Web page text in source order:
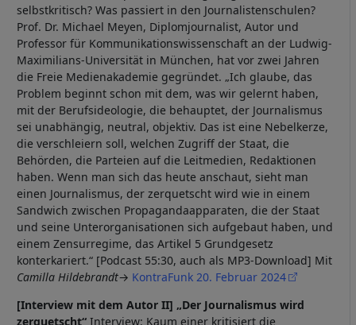
selbstkritisch? Was passiert in den Journalistenschulen?
Prof. Dr. Michael Meyen, Diplomjournalist, Autor und
Professor für Kommunikationswissenschaft an der Ludwig-
Maximilians-Universität in München, hat vor zwei Jahren
die Freie Medienakademie gegründet. „Ich glaube, das
Problem beginnt schon mit dem, was wir gelernt haben,
mit der Berufsideologie, die behauptet, der Journalismus
sei unabhängig, neutral, objektiv. Das ist eine Nebelkerze,
die verschleiern soll, welchen Zugriff der Staat, die
Behörden, die Parteien auf die Leitmedien, Redaktionen
haben. Wenn man sich das heute anschaut, sieht man
einen Journalismus, der zerquetscht wird wie in einem
Sandwich zwischen Propagandaapparaten, die der Staat
und seine Unterorganisationen sich aufgebaut haben, und
einem Zensurregime, das Artikel 5 Grundgesetz
konterkariert.“ [Podcast 55:30, auch als MP3-Download] Mit
Camilla Hildebrandt→ KontraFunk 20. Februar 2024
[Interview mit dem Autor II] „Der Journalismus wird
zerquetscht“ Interview: Kaum einer kritisiert die